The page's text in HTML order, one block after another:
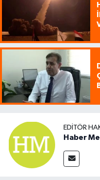
EDITÖR
Haber